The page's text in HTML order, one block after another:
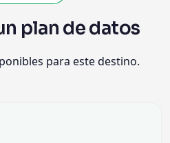
plan de datos
para este destino.